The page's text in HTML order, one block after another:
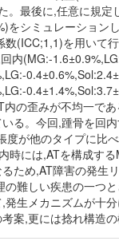
。最後に,任意に規
をシミュレーション
数(ICC;1,1)を用いて
内(MG:-
内の歪みが不均一で
る。今回,踵骨を回
度が他のタイプに比
時には,ATを構成す
ため,AT障害の発生
の難しい疾患の一つ
発生メカニズムが十
案,更には捻れ構造の